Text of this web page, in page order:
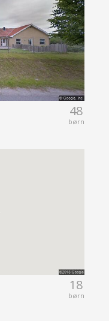
48
børn
18
børn